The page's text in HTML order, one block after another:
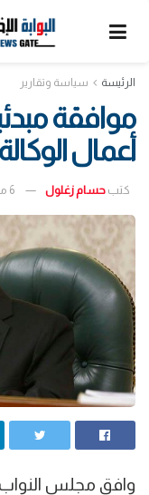
الرئيسة سياسة وتقارير
موافقة
أعمال
كتب حسام زغلول 6 مارس 2022 - 2:41 مساءً
وافق مجلس النواب